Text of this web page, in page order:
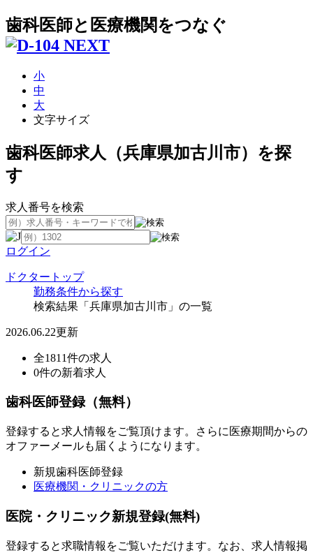
歯科医師と医療機関をつなぐ
小
中
大
文字サイズ
歯科医師求人（兵庫県加古川市）を探
す
求人番号を検索
ログイン
ドクタートップ
勤務条件から探す
検索結果「兵庫県加古川市」の一覧
2026.06.22更新
全1811件の求人
0件の新着求人
歯科医師登録（無料）
登録すると求人情報をご覧頂けます。さらに医療期間からの
オファーメールも届くようになります。
新規歯科医師登録
医療機関・クリニックの方
医院・クリニック新規登録(無料)
登録すると求職情報をご覧いただけます。なお、求人情報掲